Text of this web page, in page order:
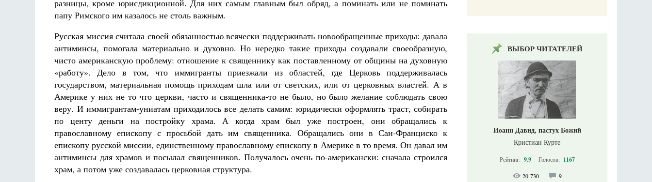
разницы, кроме юрисдикционной. Для них самым главным был обряд, а поминать или не поминать
папу Римского им казалось не столь важным.
Русская миссия считала своей обязанностью всячески поддерживать новообращенные приходы: давала
антиминсы, помогала материально и духовно. Но нередко такие приходы создавали своеобразную,
чисто американскую проблему: отношение к священнику как поставленному от общины на духовную
«работу». Дело в том, что иммигранты приезжали из областей, где Церковь поддерживалась
государством, материальная помощь приходам шла или от светских, или от церковных властей. А в
Америке у них не то что церкви, часто и священника-то не было, но было желание соблюдать свою
веру. И иммигрантам-униатам приходилось все делать самим: юридически оформлять траст, собирать
по центу деньги на постройку храма. А когда храм был уже построен, они обращались к
православному епископу с просьбой дать им священника. Обращались они в Сан-Франциско к
епископу русской миссии, единственному православному епископу в Америке в то время. Он давал им
антиминсы для храмов и посылал священников. Получалось очень по-американски: сначала строился
храм, а потом уже создавалась церковная структура.
ВЫБОР ЧИТАТЕЛЕЙ
Иоанн Давид, пастух Божий
Кристиан Курте
Рейтинг: 9.9 Голосов: 1167
20 730 9